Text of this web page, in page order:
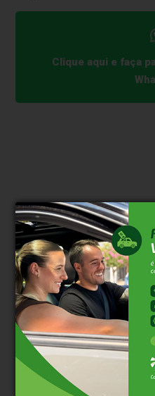
Clique aqui e faça
* O conteúdo de cada comentário
realizá-lo. Nos reservamos ao
comentários em desacordo com
contenham palavras ofensivas.